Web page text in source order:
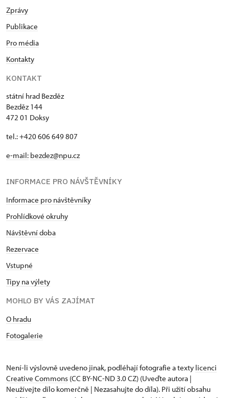
Zprávy
Publikace
Pro média
Kontakty
KONTAKT
státní hrad Bezděz
Bezděz 144
472 01 Doksy
tel.: +420 606 649 807
e-mail: bezdez@npu.cz
INFORMACE PRO NÁVŠTĚVNÍKY
Informace pro návštěvníky
Prohlídkové okruhy
Návštěvní doba
Rezervace
Vstupné
Tipy na výlety
MOHLO BY VÁS ZAJÍMAT
O hradu
Fotogalerie
Není-li výslovně uvedeno jinak, podléhají fotografie a texty licenci
Creative Commons (CC BY-NC-ND 3.0 CZ) (Uveďte autora |
Neužívejte dílo komerčně | Nezasahujte do díla). Při užití obsahu